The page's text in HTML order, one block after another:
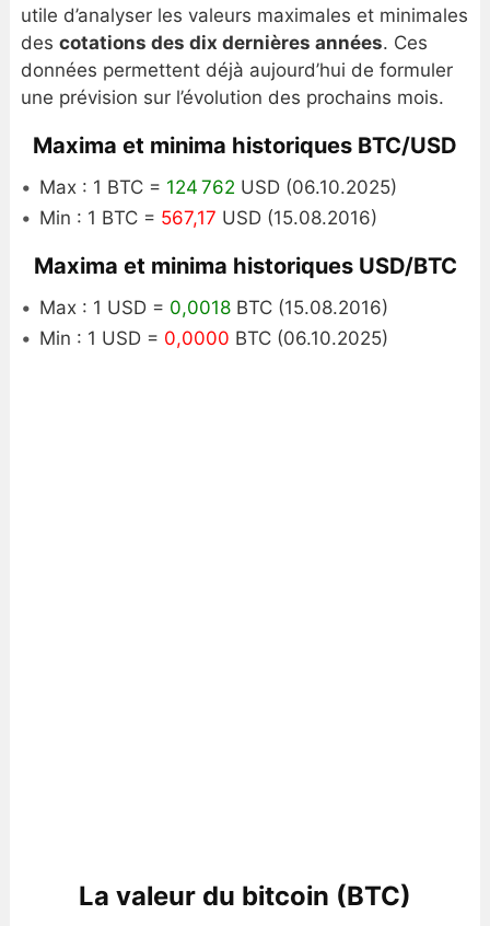
utile d’analyser les valeurs maximales et minimales
des cotations des dix dernières années. Ces
données permettent déjà aujourd’hui de formuler
une prévision sur l’évolution des prochains mois.
Maxima et minima historiques BTC/USD
Max : 1 BTC = 124 762 USD (06.10.2025)
Min : 1 BTC = 567,17 USD (15.08.2016)
Maxima et minima historiques USD/BTC
Max : 1 USD = 0,0018BTC (15.08.2016)
Min : 1 USD = 0,0000 BTC (06.10.2025)
La valeur du bitcoin (BTC)